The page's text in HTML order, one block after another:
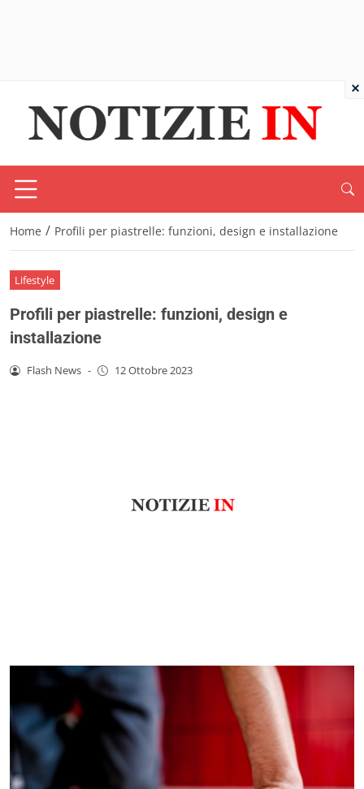
Home / Profili per piastrelle: funzioni, design e installazione
Lifestyle
Profili per piastrelle: funzioni, design e
installazione
Flash News - 12 Ottobre 2023
×